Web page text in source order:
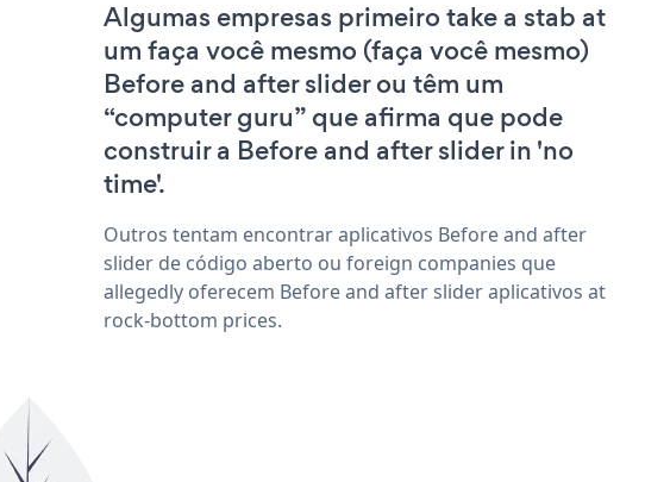
Algumas empresas primeiro take a stab at
um faça você mesmo (faça você mesmo)
Before and after slider ou têm um
“computer guru” que afirma que pode
construir a Before and after slider in 'no
time'.
Outros tentam encontrar aplicativos Before and after
slider de código aberto ou foreign companies que
allegedly oferecem Before and after slider aplicativos at
rock-bottom prices.